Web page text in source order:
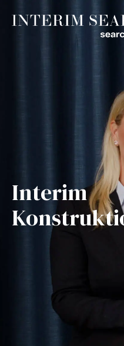
Interim